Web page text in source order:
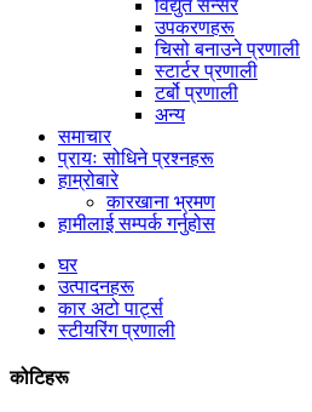
विद्युत सेन्सर
उपकरणहरू
चिसो बनाउने प्रणाली
स्टार्टर प्रणाली
टर्बो प्रणाली
अन्य
समाचार
प्रायः सोधिने प्रश्नहरू
हाम्रोबारे
कारखाना भ्रमण
हामीलाई सम्पर्क गर्नुहोस
घर
उत्पादनहरू
कार अटो पार्ट्स
स्टीयरिंग प्रणाली
कोटिहरू